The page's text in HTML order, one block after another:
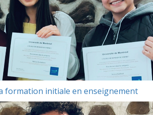
formation initiale en enseignement